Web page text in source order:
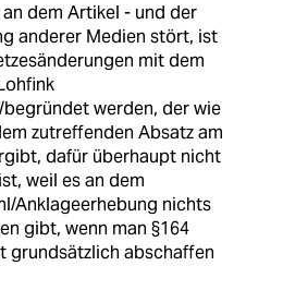
dem Artikel - und der
anderer Medien stört, ist
mit dem
werden, der wie
zutreffenden Absatz am
dafür überhaupt nicht
weil es an dem
Anklageerhebung nichts
gibt, wenn man §164
grundsätzlich abschaffen